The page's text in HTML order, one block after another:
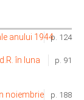
p. 124
anului 1944
p. 91
în luna
p. 188
noiembrie